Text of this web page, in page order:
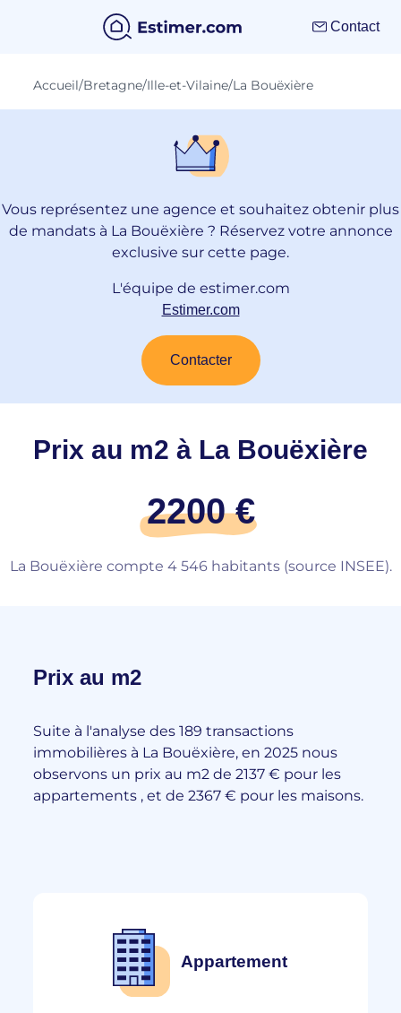
Contact
Accueil/Bretagne/Ille-et-Vilaine/La Bouëxière
Vous représentez une agence et souhaitez obtenir plus
de mandats à La Bouëxière ? Réservez votre annonce
exclusive sur cette page.
L'équipe de estimer.com
Estimer.com
Contacter
Prix au m2 à La Bouëxière
2200 €
La Bouëxière compte 4 546 habitants (source INSEE).
Prix au m2
Suite à l'analyse des 189 transactions
immobilières à La Bouëxière, en 2025 nous
observons un prix au m2 de 2137 € pour les
appartements , et de 2367 € pour les maisons.
Appartement